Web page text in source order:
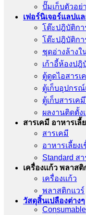
ปั๊มเก็บตัวอย่
เฟอร์นิเจอร์แลปแ
โต๊ะปฎิบัติกา
โต๊ะปฎิบัติกา
ชุดอ่างล้าง
เก้าอี้ห้องปฎิ
ตู้ดูดไอสารเ
ตู้เก็บอุปกรณ์
ตู้เก็บสารเค
ผลงานติดตั้ง
สารเคมี อาหารเลี้
สารเคมี
อาหารเลี้ยงเ
Standard ส
เครื่องเเก้ว พลาส
เครื่องเเก้ว
พลาสติกแวร์
วัสดุสิ้นเปลืองต่างๆ